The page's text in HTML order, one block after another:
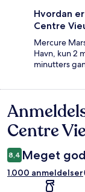
Hvordan
Centre
Mercure
Havn, kun 2
minutters
Centre
8,4 Meget
1.000 anmeldelser